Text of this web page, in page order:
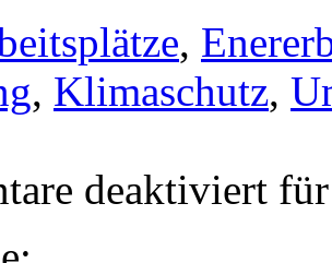
,
, Klimaschutz,
deaktiviert